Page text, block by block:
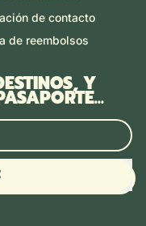
de contacto
de reembolsos
Y